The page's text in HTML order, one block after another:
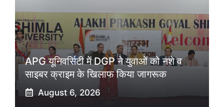
APG यूनिवर्सिटी में DGP ने युवाओं को नशे व
साइबर क्राइम के खिलाफ किया जागरूक
August 6, 2026